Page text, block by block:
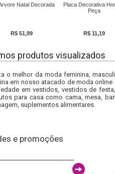
Natal Decorada
R$ 51,99
Placa Decorativa
Peça
R$ 11,19
produtos visualizados
o melhor da moda feminina,
em nosso atacado de moda
em vestidos, vestidos de
para casa como cama, mesa,
suplementos alimentares.
e promoções